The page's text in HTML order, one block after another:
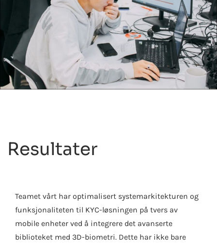
Resultater
Teamet vårt har optimalisert systemarkitekturen og
funksjonaliteten til KYC-løsningen på tvers av
mobile enheter ved å integrere det avanserte
biblioteket med 3D-biometri. Dette har ikke bare